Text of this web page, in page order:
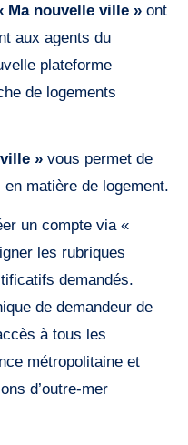
Ma nouvelle ville » ont
aux agents du
plateforme
de logements
» vous permet de
matière de logement.
un compte via «
les rubriques
demandés.
de demandeur de
à tous les
métropolitaine et
d’outre-mer